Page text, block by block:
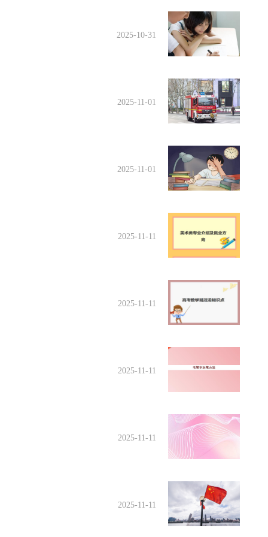
2025-10-31
2025-11-01
2025-11-01
2025-11-11
2025-11-11
2025-11-11
2025-11-11
2025-11-11